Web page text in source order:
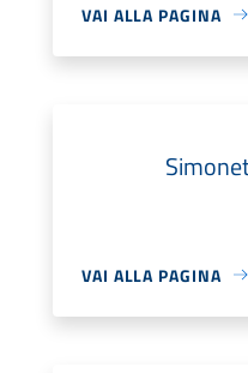
VAI ALLA PAGINA
VAI ALLA PAGINA